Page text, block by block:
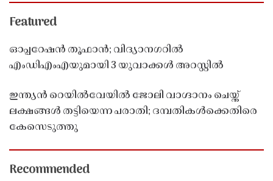
Featured
ഓപ്പറേഷൻ തൂഫാൻ; വിദ്യാനഗറിൽ
എംഡിഎംഎയുമായി 3 യുവാക്കൾ അറസ്റ്റിൽ
ഇന്ത്യൻ റെയിൽവേയിൽ ജോലി വാഗ്ദാനം ചെയ്ത്
ലക്ഷങ്ങൾ തട്ടിയെന്ന പരാതി; ദമ്പതികൾക്കെതിരെ
കേസെടുത്തു
Recommended